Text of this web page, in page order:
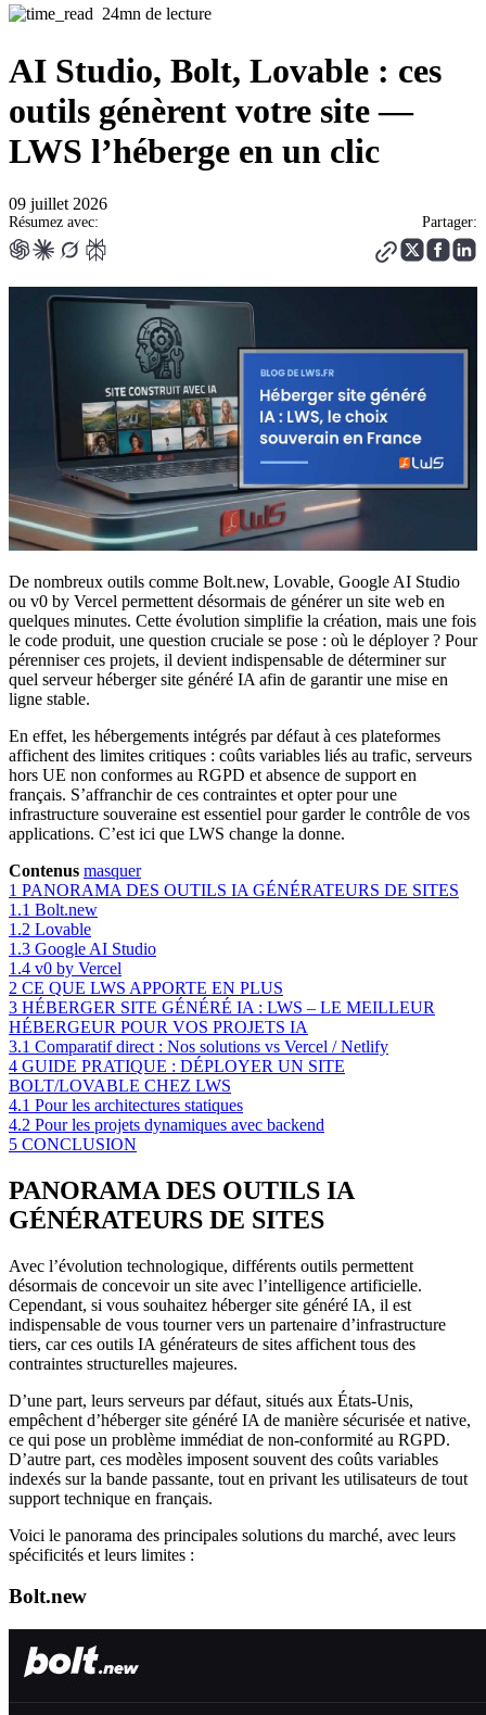
24mn de lecture
AI Studio, Bolt, Lovable : ces
outils génèrent votre site —
LWS l’héberge en un clic
09 juillet 2026
Résumez avec: Partager:
De nombreux outils comme Bolt.new, Lovable, Google AI Studio
ou v0 by Vercel permettent désormais de générer un site web en
quelques minutes. Cette évolution simplifie la création, mais une fois
le code produit, une question cruciale se pose : où le déployer ? Pour
pérenniser ces projets, il devient indispensable de déterminer sur
quel serveur héberger site généré IA afin de garantir une mise en
ligne stable.
En effet, les hébergements intégrés par défaut à ces plateformes
affichent des limites critiques : coûts variables liés au trafic, serveurs
hors UE non conformes au RGPD et absence de support en
français. S’affranchir de ces contraintes et opter pour une
infrastructure souveraine est essentiel pour garder le contrôle de vos
applications. C’est ici que LWS change la donne.
Contenus masquer
1 PANORAMA DES OUTILS IA GÉNÉRATEURS DE SITES
1.1 Bolt.new
1.2 Lovable
1.3 Google AI Studio
1.4 v0 by Vercel
2 CE QUE LWS APPORTE EN PLUS
3 HÉBERGER SITE GÉNÉRÉ IA : LWS – LE MEILLEUR
HÉBERGEUR POUR VOS PROJETS IA
3.1 Comparatif direct : Nos solutions vs Vercel / Netlify
4 GUIDE PRATIQUE : DÉPLOYER UN SITE
BOLT/LOVABLE CHEZ LWS
4.1 Pour les architectures statiques
4.2 Pour les projets dynamiques avec backend
5 CONCLUSION
PANORAMA DES OUTILS IA
GÉNÉRATEURS DE SITES
Avec l’évolution technologique, différents outils permettent
désormais de concevoir un site avec l’intelligence artificielle.
Cependant, si vous souhaitez héberger site généré IA, il est
indispensable de vous tourner vers un partenaire d’infrastructure
tiers, car ces outils IA générateurs de sites affichent tous des
contraintes structurelles majeures.
D’une part, leurs serveurs par défaut, situés aux États-Unis,
empêchent d’héberger site généré IA de manière sécurisée et native,
ce qui pose un problème immédiat de non-conformité au RGPD.
D’autre part, ces modèles imposent souvent des coûts variables
indexés sur la bande passante, tout en privant les utilisateurs de tout
support technique en français.
Voici le panorama des principales solutions du marché, avec leurs
spécificités et leurs limites :
Bolt.new